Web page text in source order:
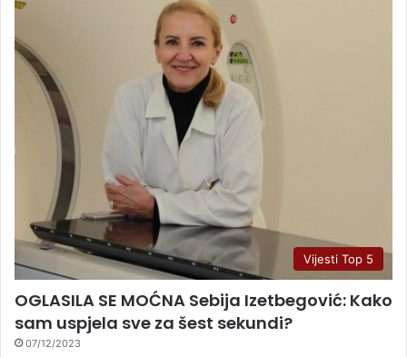
Vijesti Top 5
OGLASILA SE MOĆNA Sebija Izetbegović: Kako
sam uspjela sve za šest sekundi?
07/12/2023